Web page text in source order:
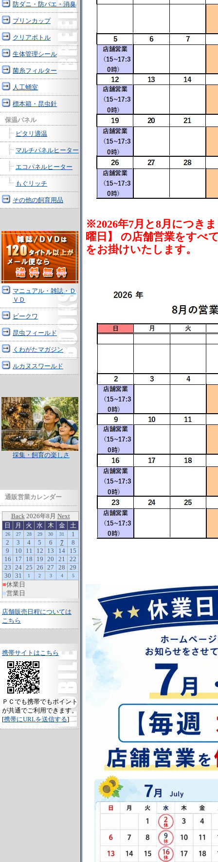
※2026年7月と8月につき
曜日】 の店舗営業をすべ
をお掛けいたします。
防ダニ・防バエ・消臭
プリンカップ
クリアボトル
生体管理シール
菌糸フィルター
人工蛹室
標本箱・昆虫針
保温パネル
ピタリ適温
マルチパネルヒーター
エコパネルヒーター
もぐリッチ
その他の飼育用品
マニュアル・雑誌・Ｄ
ＶＤ
ビークワ
昆虫フィールド
くわがたマガジン
ルカヌスワールド
採集・飼育の楽しさ
通販営業カレンダー
店舗販売日程については
こちら
携帯サイトはこちら
ＰＣでも携帯でもポイント
が共通でご利用できます。
[携帯にURLを送信する]